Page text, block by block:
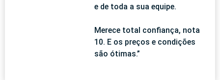
e de toda a sua equipe.
Merece total confiança, nota
10. E os preços e condições
são ótimas.”